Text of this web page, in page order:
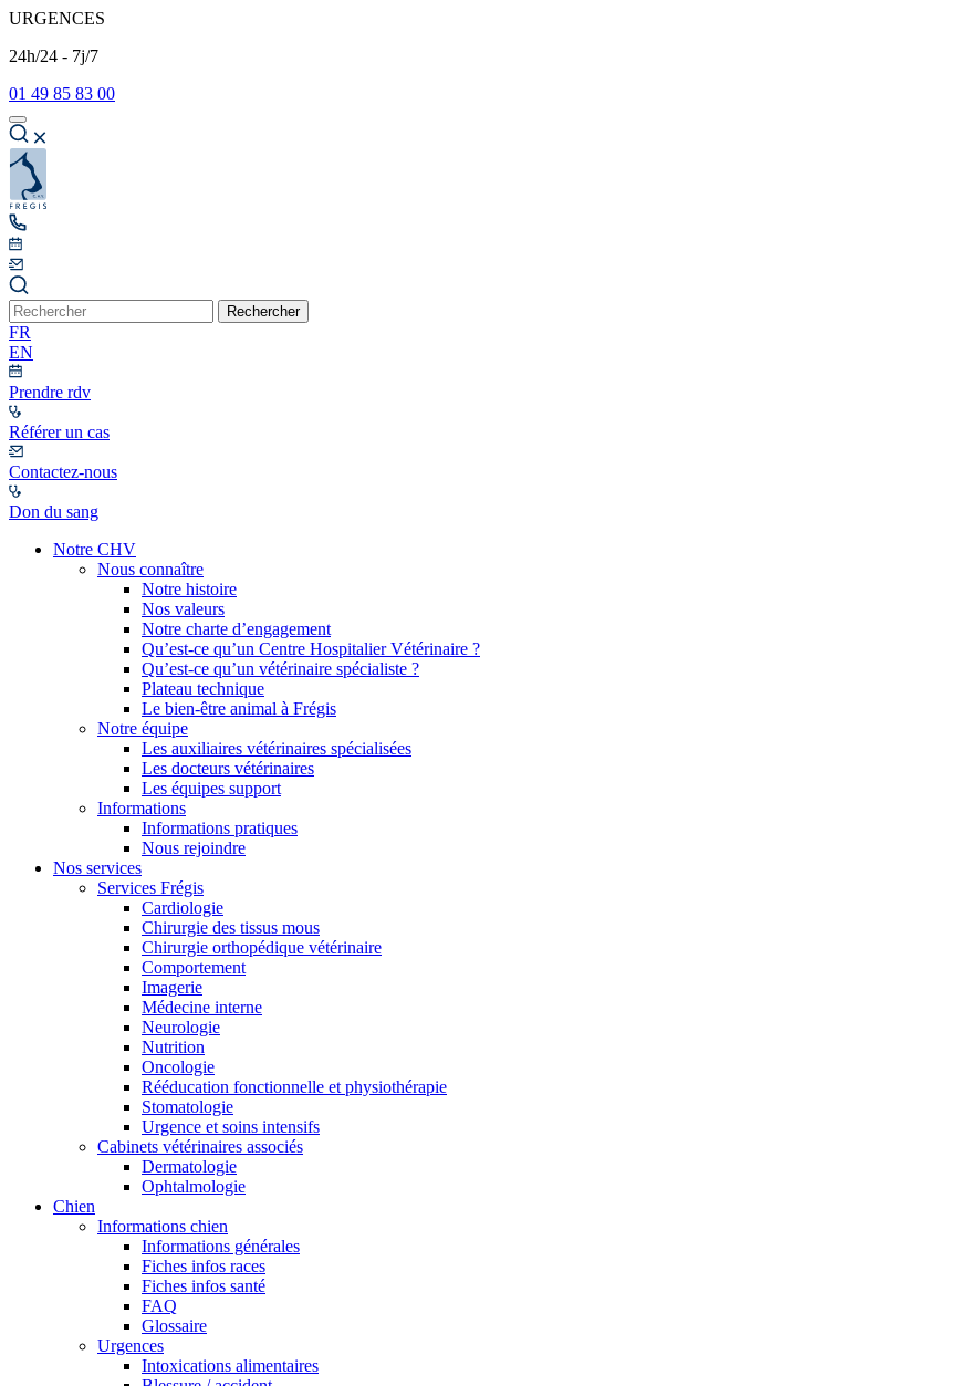
URGENCES
24h/24 - 7j/7
01 49 85 83 00
Rechercher
FR
EN
Prendre rdv
Référer un cas
Contactez-nous
Don du sang
Notre CHV
Nous connaître
Notre histoire
Nos valeurs
Notre charte d’engagement
Qu’est-ce qu’un Centre Hospitalier Vétérinaire ?
Qu’est-ce qu’un vétérinaire spécialiste ?
Plateau technique
Le bien-être animal à Frégis
Notre équipe
Les auxiliaires vétérinaires spécialisées
Les docteurs vétérinaires
Les équipes support
Informations
Informations pratiques
Nous rejoindre
Nos services
Services Frégis
Cardiologie
Chirurgie des tissus mous
Chirurgie orthopédique vétérinaire
Comportement
Imagerie
Médecine interne
Neurologie
Nutrition
Oncologie
Rééducation fonctionnelle et physiothérapie
Stomatologie
Urgence et soins intensifs
Cabinets vétérinaires associés
Dermatologie
Ophtalmologie
Chien
Informations chien
Informations générales
Fiches infos races
Fiches infos santé
FAQ
Glossaire
Urgences
Intoxications alimentaires